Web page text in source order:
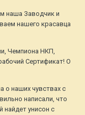
наша Заводчик и
нашего красавца
Чемпиона НКП,
Сертификат! О
о наших чувствах с
написали, что
унисон с